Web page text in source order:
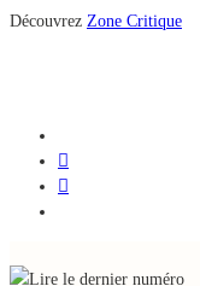
Découvrez Zone Critique
Lire le dernier numéro